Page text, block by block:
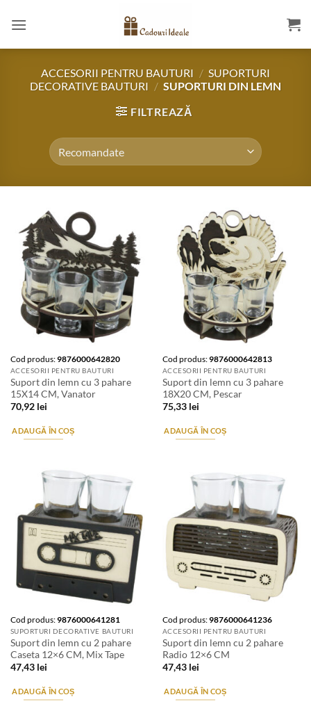
ACCESORII PENTRU BAUTURI / SUPORTURI
DECORATIVE BAUTURI / SUPORTURI DIN LEMN
FILTREAZĂ
Cod produs:9876000642820
ACCESORII PENTRU BAUTURI
Suport din lemn cu 3 pahare
15X14 CM, Vanator
70,92 lei
ADAUGĂ ÎN COȘ
Cod produs:9876000642813
ACCESORII PENTRU BAUTURI
Suport din lemn cu 3 pahare
18X20 CM, Pescar
75,33 lei
ADAUGĂ ÎN COȘ
Cod produs:9876000641281
SUPORTURI DECORATIVE BAUTURI
Suport din lemn cu 2 pahare
Caseta 12×6 CM, Mix Tape
47,43 lei
ADAUGĂ ÎN COȘ
Cod produs:9876000641236
ACCESORII PENTRU BAUTURI
Suport din lemn cu 2 pahare
Radio 12×6 CM
47,43 lei
ADAUGĂ ÎN COȘ